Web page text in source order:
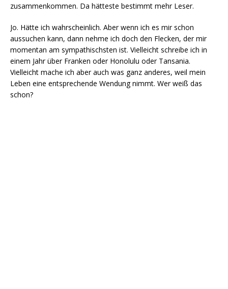
zusammenkommen. Da hätteste bestimmt mehr Leser.
Jo. Hätte ich wahrscheinlich. Aber wenn ich es mir schon
aussuchen kann, dann nehme ich doch den Flecken, der mir
momentan am sympathischsten ist. Vielleicht schreibe ich in
einem Jahr über Franken oder Honolulu oder Tansania.
Vielleicht mache ich aber auch was ganz anderes, weil mein
Leben eine entsprechende Wendung nimmt. Wer weiß das
schon?